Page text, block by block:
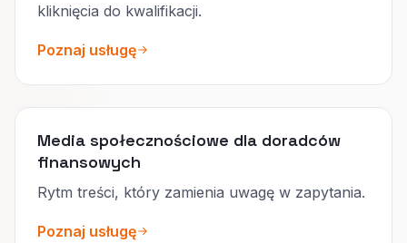
kliknięcia do kwalifikacji.
Poznaj usługę
Media społecznościowe dla doradców
finansowych
Rytm treści, który zamienia uwagę w zapytania.
Poznaj usługę